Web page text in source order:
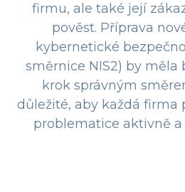
firmu, ale také její
pověst. Příprava
kybernetické
směrnice NIS2) by
krok správným
důležité, aby každá firma
problematice aktivně a